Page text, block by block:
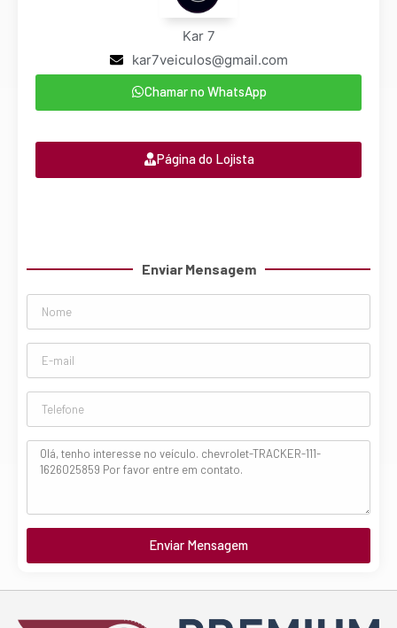
Kar 7
kar7veiculos@gmail.com
Chamar no WhatsApp
Página do Lojista
Enviar Mensagem
Enviar Mensagem